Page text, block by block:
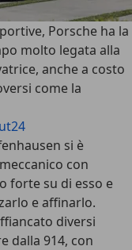
Porsche ha la
molto legata alla
anche a costo
come la
si è
con
forte su di esso e
e affinarlo.
diversi
dalla 914, con